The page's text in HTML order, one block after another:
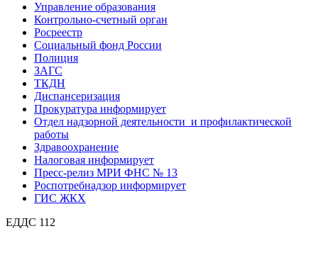
Управление образования
Контрольно-счетный орган
Росреестр
Социальный фонд России
Полиция
ЗАГС
ТКДН
Диспансеризация
Прокуратура информирует
Отдел надзорной деятельности и профилактической
работы
Здравоохранение
Налоговая информирует
Пресс-релиз МРИ ФНС № 13
Роспотребнадзор информирует
ГИС ЖКХ
ЕДДС 112